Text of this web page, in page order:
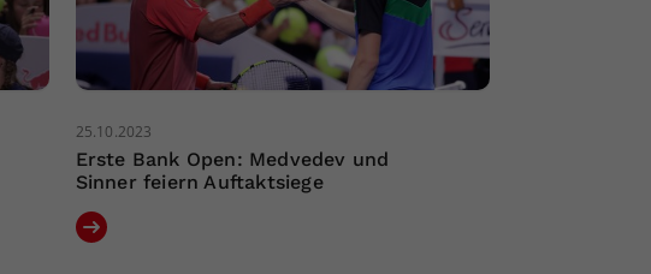
25.10.2023
Erste Bank Open: Medvedev und
Sinner feiern Auftaktsiege